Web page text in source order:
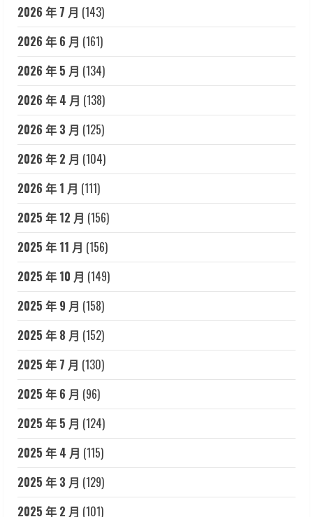
2026 年 7 月 (143)
2026 年 6 月 (161)
2026 年 5 月 (134)
2026 年 4 月 (138)
2026 年 3 月 (125)
2026 年 2 月 (104)
2026 年 1 月 (111)
2025 年 12 月 (156)
2025 年 11 月 (156)
2025 年 10 月 (149)
2025 年 9 月 (158)
2025 年 8 月 (152)
2025 年 7 月 (130)
2025 年 6 月 (96)
2025 年 5 月 (124)
2025 年 4 月 (115)
2025 年 3 月 (129)
2025 年 2 月 (101)